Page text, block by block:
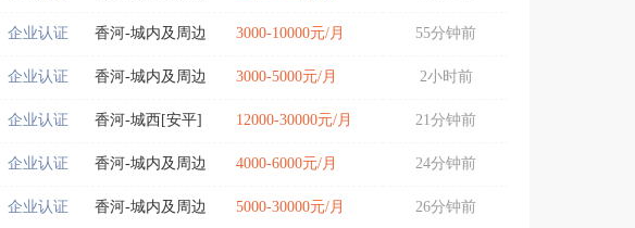
企业认证 香河-城内及周边 3000-10000元/月 55分钟前
企业认证 香河-城内及周边 3000-5000元/月 2小时前
企业认证 香河-城西[安平] 12000-30000元/月 21分钟前
企业认证 香河-城内及周边 4000-6000元/月 24分钟前
企业认证 香河-城内及周边 5000-30000元/月 26分钟前